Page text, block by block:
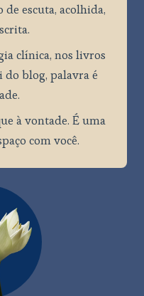
escuta, acolhida,
clínica, nos livros
blog, palavra é
à vontade. É uma
com você.